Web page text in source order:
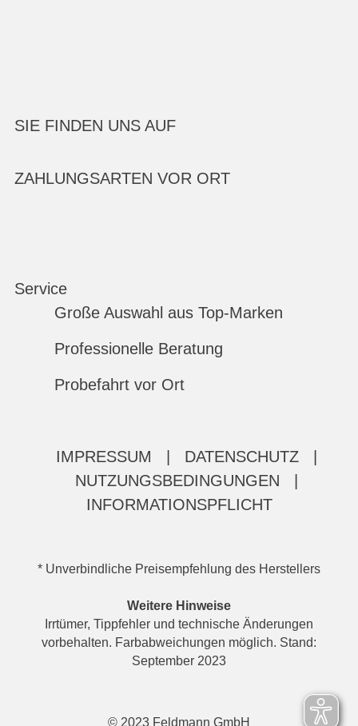
SIE FINDEN UNS AUF
ZAHLUNGSARTEN VOR ORT
Service
Große Auswahl aus Top-Marken
Professionelle Beratung
Probefahrt vor Ort
IMPRESSUM DATENSCHUTZ
NUTZUNGSBEDINGUNGEN
INFORMATIONSPFLICHT
* Unverbindliche Preisempfehlung des Herstellers
Weitere Hinweise
Irrtümer, Tippfehler und technische Änderungen
vorbehalten. Farbabweichungen möglich. Stand:
September 2023
© 2023 Feldmann GmbH